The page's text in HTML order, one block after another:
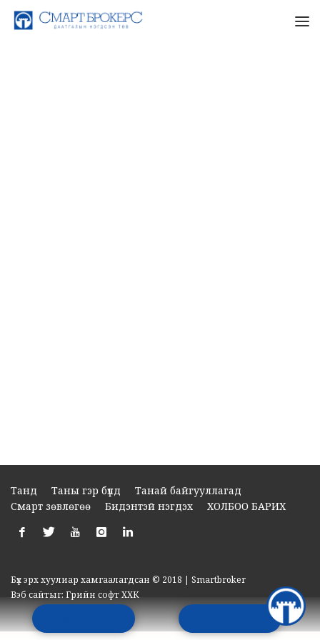
Танд Таны гэр бүлд
Танай байгууллагад
Смарт зөвлөгөө
Бидэнтэй нэгдэх ХОЛБОО БАРИХ
Бүх эрх хуулиар хамгаалагдсан © 2018 | Smartbroker
Вэб сайтыг: Грийн софт ХХК
Дуудлагын төв +976 70009099